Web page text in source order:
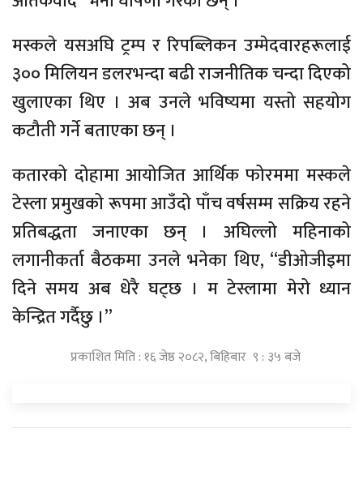
मस्कले यसअघि ट्रम्प र रिपब्लिकन उम्मेदवारहरूलाई
३०० मिलियन डलरभन्दा बढी राजनीतिक चन्दा दिएको
खुलाएका थिए । अब उनले भविष्यमा यस्तो सहयोग
कटौती गर्ने बताएका छन् ।
कतारको दोहामा आयोजित आर्थिक फोरममा मस्कले
टेस्ला प्रमुखको रूपमा आउँदो पाँच वर्षसम्म सक्रिय रहने
प्रतिबद्धता जनाएका छन् । अघिल्लो महिनाको
लगानीकर्ता बैठकमा उनले भनेका थिए, “डीओजीइमा
दिने समय अब धेरै घट्छ । म टेस्लामा मेरो ध्यान
केन्द्रित गर्दैछु ।”
प्रकाशित मिति : १६ जेष्ठ २०८२, बिहिबार ९ : ३५ बजे